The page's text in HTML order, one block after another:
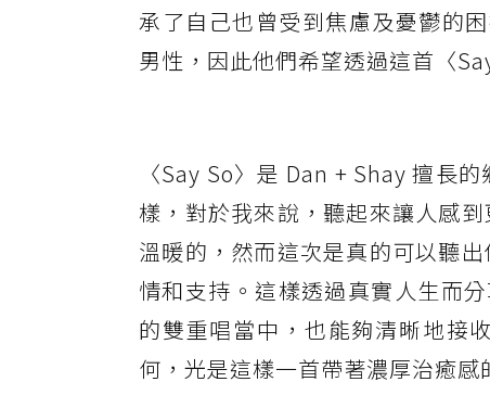
承了自己也曾受到焦慮及憂鬱的
男性，因此他們希望透過這首〈
〈Say So〉是 Dan + Shay 擅長
樣，對於我來說，聽起來讓人感
溫暖的，然而這次是真的可以聽
情和支持。這樣透過真實人生而
的雙重唱當中，也能夠清晰地接
何，光是這樣一首帶著濃厚治癒感